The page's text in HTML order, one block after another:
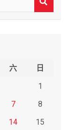
六
日
1
7
8
14
15